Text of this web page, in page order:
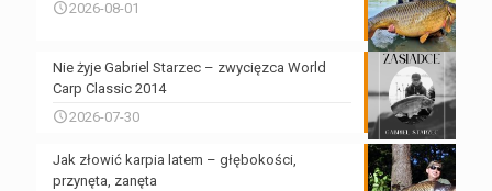
2026-08-01
Nie żyje Gabriel Starzec – zwycięzca World
Carp Classic 2014
2026-07-30
Jak złowić karpia latem – głębokości,
przynęta, zanęta